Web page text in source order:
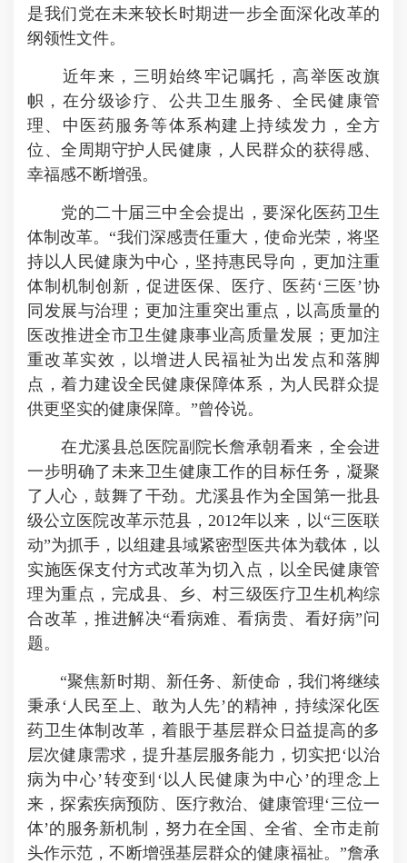
是我们党在未来较长时期进一步全面深化改革的
纲领性文件。
近年来，三明始终牢记嘱托，高举医改旗
帜，在分级诊疗、公共卫生服务、全民健康管
理、中医药服务等体系构建上持续发力，全方
位、全周期守护人民健康，人民群众的获得感、
幸福感不断增强。
党的二十届三中全会提出，要深化医药卫生
体制改革。“我们深感责任重大，使命光荣，将坚
持以人民健康为中心，坚持惠民导向，更加注重
体制机制创新，促进医保、医疗、医药‘三医’协
同发展与治理；更加注重突出重点，以高质量的
医改推进全市卫生健康事业高质量发展；更加注
重改革实效，以增进人民福祉为出发点和落脚
点，着力建设全民健康保障体系，为人民群众提
供更坚实的健康保障。”曾伶说。
在尤溪县总医院副院长詹承朝看来，全会进
一步明确了未来卫生健康工作的目标任务，凝聚
了人心，鼓舞了干劲。尤溪县作为全国第一批县
级公立医院改革示范县，2012年以来，以“三医联
动”为抓手，以组建县域紧密型医共体为载体，以
实施医保支付方式改革为切入点，以全民健康管
理为重点，完成县、乡、村三级医疗卫生机构综
合改革，推进解决“看病难、看病贵、看好病”问
题。
“聚焦新时期、新任务、新使命，我们将继续
秉承‘人民至上、敢为人先’的精神，持续深化医
药卫生体制改革，着眼于基层群众日益提高的多
层次健康需求，提升基层服务能力，切实把‘以治
病为中心’转变到‘以人民健康为中心’的理念上
来，探索疾病预防、医疗救治、健康管理‘三位一
体’的服务新机制，努力在全国、全省、全市走前
头作示范，不断增强基层群众的健康福祉。”詹承